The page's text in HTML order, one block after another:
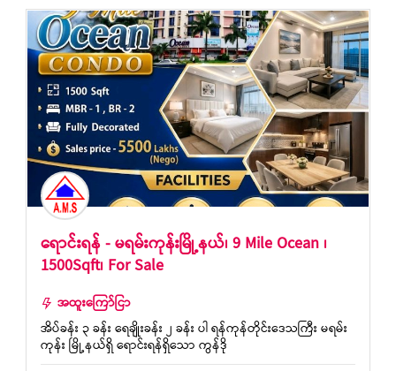
ရောင်းရန် - မရမ်းကုန်းမြို့နယ်၊ 9 Mile Ocean ၊
1500Sqft၊ For Sale
အထူးကြော်ငြာ
အိပ်ခန်း ၃ ခန်း ရေချိုးခန်း ၂ ခန်း ပါ ရန်ကုန်တိုင်းဒေသကြီး မရမ်း
ကုန်း မြို့နယ်ရှိ ရောင်းရန်ရှိသော ကွန်ဒို